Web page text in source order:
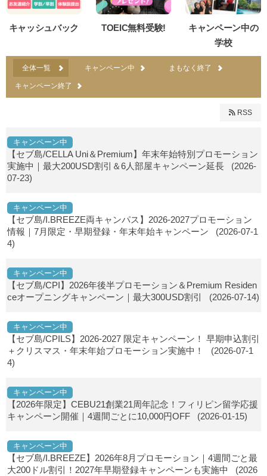
キャッシュバック TOEIC無料受験!
キャンペーン中の
学校
全体一覧 キャンペーン中 まもなく終了
キャンペーン終了
RSS
キャンペーン中
【セブ島/CELLA Uni＆Premium】年末年始特別プロモーション
実施中｜最大200USD割引＆6人部屋キャンペーン延長 (2026-
07-23)
キャンペーン中
【セブ島/I.BREEZE両キャンパス】2026-2027プロモーション
情報｜7月限定・早期登録・年末年始キャンペーン (2026-07-1
4)
キャンペーン中
【セブ島/CPI】2026年後半プロモーション＆Premium Residen
ceオープニングキャンペーン｜最大300USD割引
(2026-07-14)
キャンペーン中
【セブ島/CPILS】2026-2027 限定キャンペーン！ 早期申込割引
＋クリスマス・年末年始プロモーション実施中！
(2026-07-1
4)
キャンペーン中
【2026年限定】CEBU21創業21周年記念！フィリピン留学応援
キャンペーン開催｜4週間ごとに10,000円OFF (2026-01-15)
キャンペーン中
【セブ島/I.BREEZE】2026年8月プロモーション｜4週間ごと最
大200ドル割引！2027年早期登録キャンペーンも実施中
(2026